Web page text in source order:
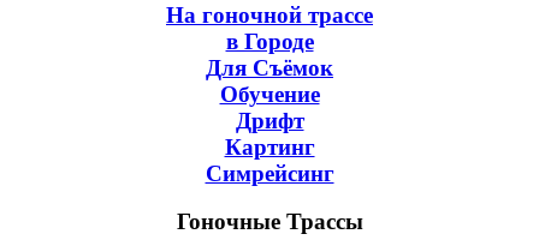
На гоночной трассе
в Городе
Для Съёмок
Обучение
Дрифт
Картинг
Симрейсинг
Гоночные Трассы